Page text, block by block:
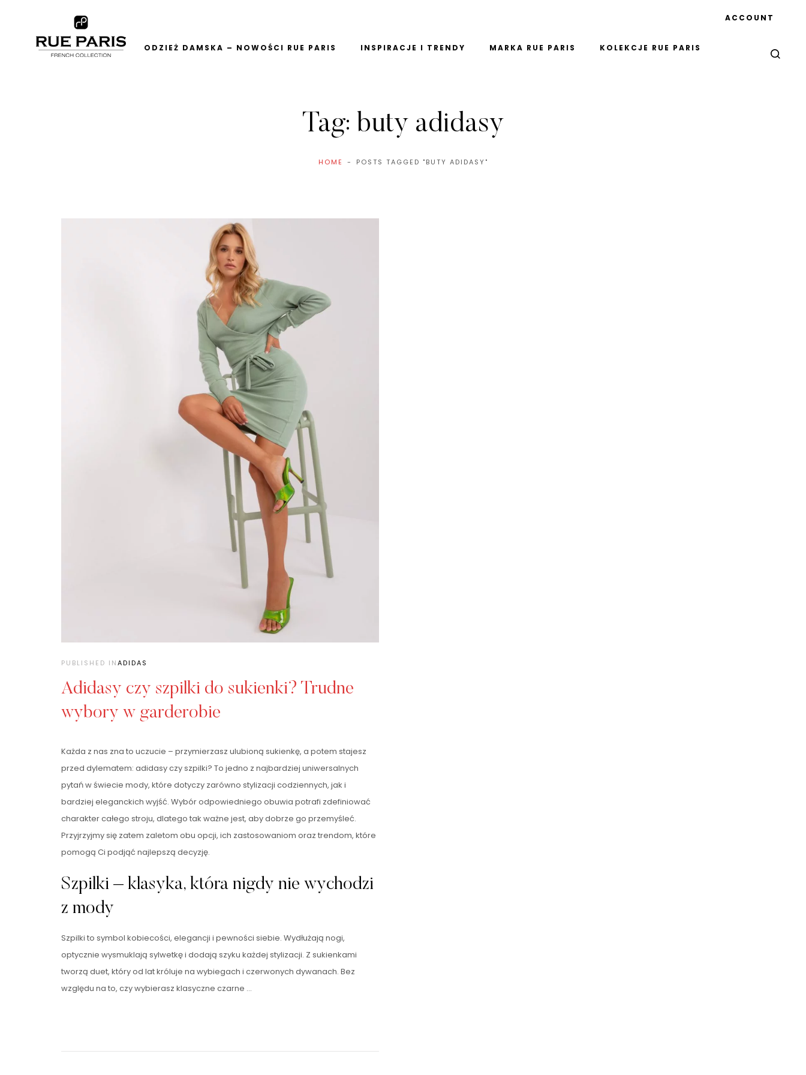
ODZIEŻ DAMSKA – NOWOŚCI RUE PARIS INSPIRACJE I TRENDY MARKA RUE PARIS KOLEKCJE RUE PARIS
ACCOUNT
Tag: buty adidasy
HOME POSTS TAGGED "BUTY ADIDASY"
PUBLISHED INADIDAS
Adidasy czy szpilki do sukienki? Trudne
wybory w garderobie
Każda z nas zna to uczucie – przymierzasz ulubioną sukienkę, a potem stajesz
przed dylematem: adidasy czy szpilki? To jedno z najbardziej uniwersalnych
pytań w świecie mody, które dotyczy zarówno stylizacji codziennych, jak i
bardziej eleganckich wyjść. Wybór odpowiedniego obuwia potrafi zdefiniować
charakter całego stroju, dlatego tak ważne jest, aby dobrze go przemyśleć.
Przyjrzyjmy się zatem zaletom obu opcji, ich zastosowaniom oraz trendom, które
pomogą Ci podjąć najlepszą decyzję.
Szpilki – klasyka, która nigdy nie wychodzi
z mody
Szpilki to symbol kobiecości, elegancji i pewności siebie. Wydłużają nogi,
optycznie wysmuklają sylwetkę i dodają szyku każdej stylizacji. Z sukienkami
tworzą duet, który od lat króluje na wybiegach i czerwonych dywanach. Bez
względu na to, czy wybierasz klasyczne czarne …